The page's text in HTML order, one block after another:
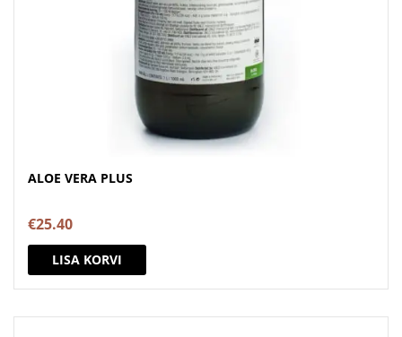
ALOE VERA PLUS
€25.40
LISA KORVI